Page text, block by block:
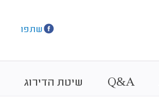
שתפו
Q&A שיטת הדירוג